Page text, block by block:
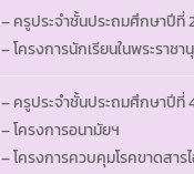
– ครูประจำชั้นประถมศึกษาปีที่
– โครงการนักเรียนในพระราชา
– ครูประจำชั้นประถมศึกษาปีที่
– โครงการอนามัยฯ
– โครงการควบคุมโรคขาดสาร